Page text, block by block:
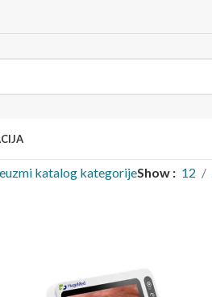
katalog kategorijeShow 12